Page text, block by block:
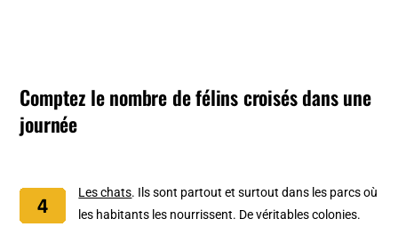
Comptez le nombre de félins croisés dans une
journée
Les chats. Ils sont partout et surtout dans les parcs où
les habitants les nourrissent. De véritables colonies.